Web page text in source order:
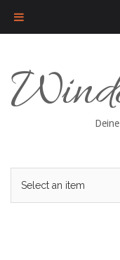
content